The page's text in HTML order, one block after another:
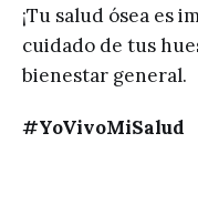
¡Tu salud ósea es
cuidado de tus
bienestar general.
#YoVivoMiSalud